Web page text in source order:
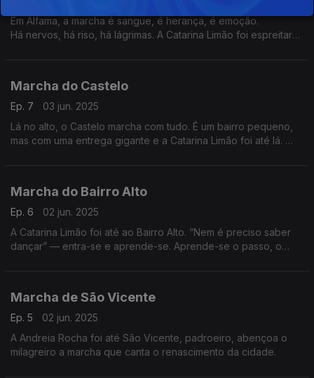
Em Alfama, a marcha é sangue, é herança, é emoção.
Há nervos, há riso, há lágrimas. A Catarina Limão foi espreitar
Marcha do Castelo
Ep. 7
03 jun. 2025
Lá no alto, o Castelo marcha com tudo. É um bairro pequeno,
mas com uma entrega gigante e a Catarina Limão foi até lá.
Marcha do Bairro Alto
Ep. 6
02 jun. 2025
A Catarina Limão foi até ao Bairro Alto. “Nem é preciso saber
dançar” — entra-se e aprende-se. Aprende-se o passo, o
Marcha de São Vicente
Ep. 5
02 jun. 2025
A Andreia Rocha foi até São Vicente, padroeiro, abençoa o
milagreiro a marcha que canta o renascimento da cidade.